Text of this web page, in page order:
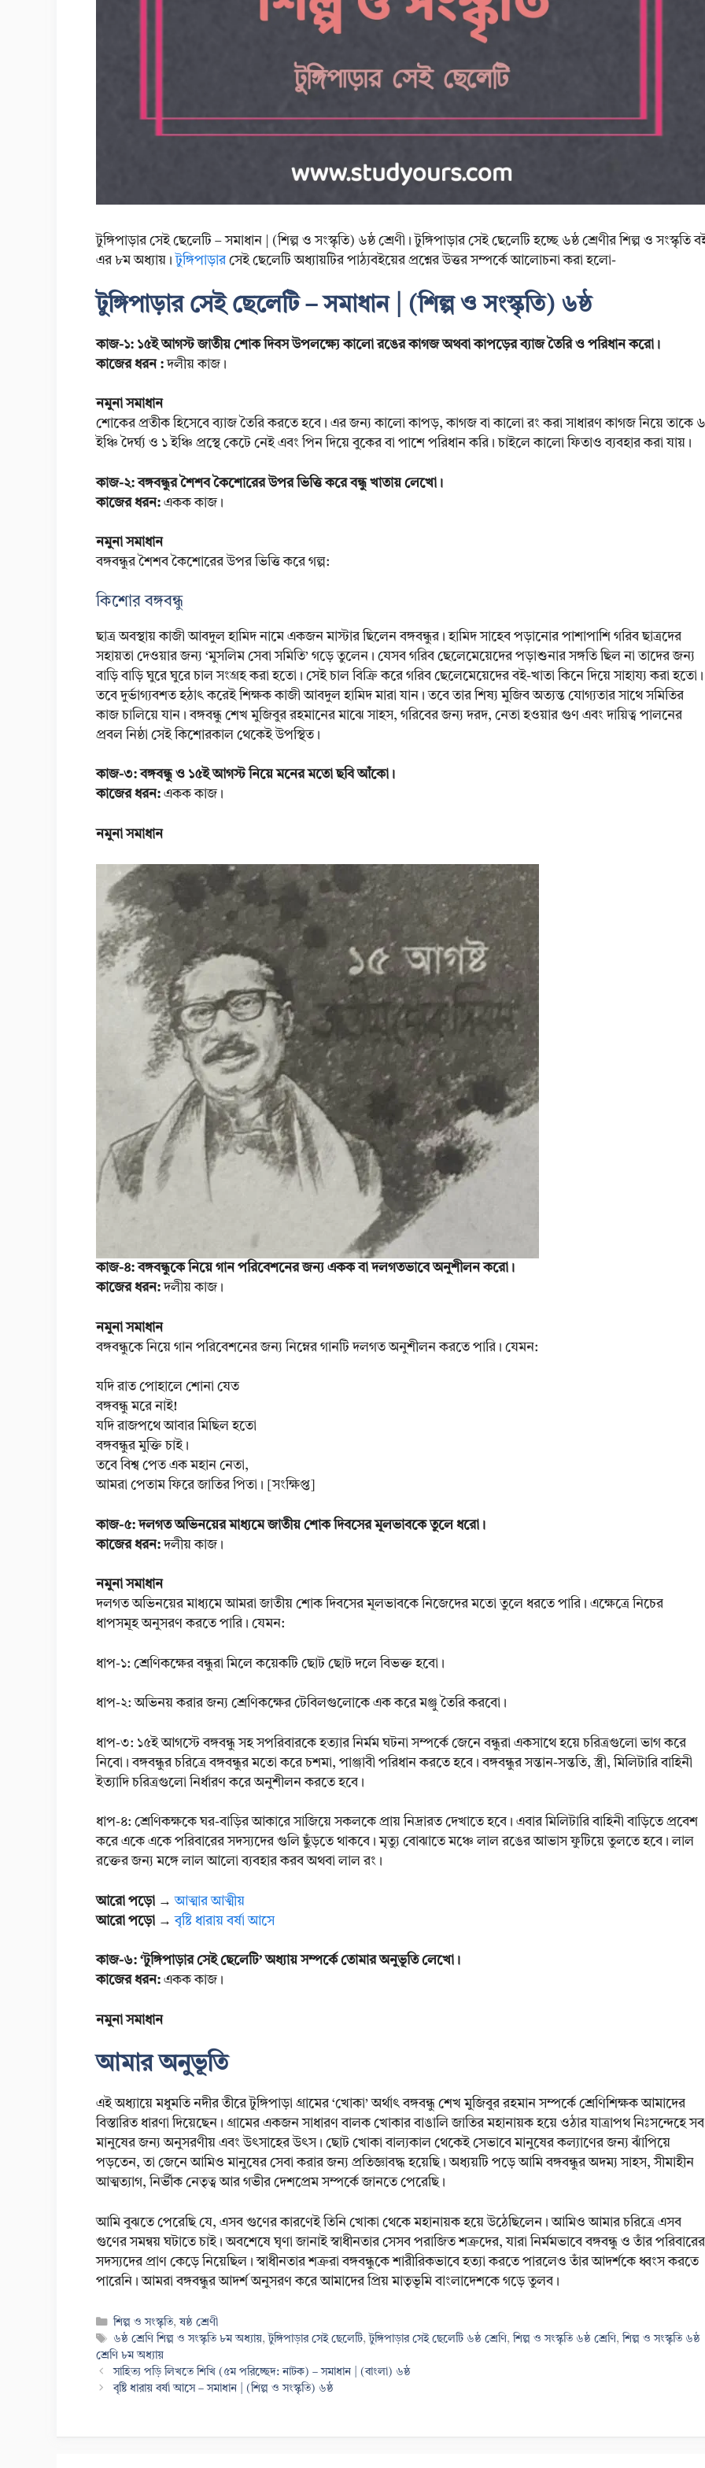
টুঙ্গিপাড়ার সেই ছেলেটি – সমাধান | (শিল্প ও সংস্কৃতি) ৬ষ্ঠ শ্রেণী। টুঙ্গিপাড়ার সেই ছেলেটি হচ্ছে ৬ষ্ঠ শ্রেণীর শিল্প ও সংস্কৃতি
এর ৮ম অধ্যায়।টুঙ্গিপাড়ার সেই ছেলেটি অধ্যায়টির পাঠ্যবইয়ের প্রশ্নের উত্তর সম্পর্কে আলোচনা করা হলো-
টুঙ্গিপাড়ার সেই ছেলেটি – সমাধান | (শিল্প ও সংস্কৃতি) ৬ষ্ঠ
কাজ-১: ১৫ই আগস্ট জাতীয় শোক দিবস উপলক্ষ্যে কালো রঙের কাগজ অথবা কাপড়ের ব্যাজ তৈরি ও পরিধান করো।
কাজের ধরন :দলীয় কাজ।
নমুনা সমাধান
শোকের প্রতীক হিসেবে ব্যাজ তৈরি করতে হবে। এর জন্য কালো কাপড়, কাগজ বা কালো রং করা সাধারণ কাগজ নিয়ে তাকে ৬
ইঞ্চি দৈর্ঘ্য ও ১ ইঞ্চি প্রস্থে কেটে নেই এবং পিন দিয়ে বুকের বা পাশে পরিধান করি। চাইলে কালো ফিতাও ব্যবহার করা যায়।
কাজ-২: বঙ্গবন্ধুর শৈশব কৈশোরের উপর ভিত্তি করে বন্ধু খাতায় লেখো।
কাজের ধরন: একক কাজ।
নমুনা সমাধান
বঙ্গবন্ধুর শৈশব কৈশোরের উপর ভিত্তি করে গল্প:
কিশোর বঙ্গবন্ধু
ছাত্র অবস্থায় কাজী আবদুল হামিদ নামে একজন মাস্টার ছিলেন বঙ্গবন্ধুর। হামিদ সাহেব পড়ানোর পাশাপাশি গরিব ছাত্রদের
সহায়তা দেওয়ার জন্য ‘মুসলিম সেবা সমিতি’ গড়ে তুলেন। যেসব গরিব ছেলেমেয়েদের পড়াশুনার সঙ্গতি ছিল না তাদের জন্য
বাড়ি বাড়ি ঘুরে ঘুরে চাল সংগ্রহ করা হতো। সেই চাল বিক্রি করে গরিব ছেলেমেয়েদের বই-খাতা কিনে দিয়ে সাহায্য করা হতো।
তবে দুর্ভাগ্যবশত হঠাৎ করেই শিক্ষক কাজী আবদুল হামিদ মারা যান। তবে তার শিষ্য মুজিব অত্যন্ত যোগ্যতার সাথে সমিতির
কাজ চালিয়ে যান। বঙ্গবন্ধু শেখ মুজিবুর রহমানের মাঝে সাহস, গরিবের জন্য দরদ, নেতা হওয়ার গুণ এবং দায়িত্ব পালনের
প্রবল নিষ্ঠা সেই কিশোরকাল থেকেই উপস্থিত।
কাজ-৩: বঙ্গবন্ধু ও ১৫ই আগস্ট নিয়ে মনের মতো ছবি আঁকো।
কাজের ধরন: একক কাজ।
নমুনা সমাধান
কাজ-৪: বঙ্গবন্ধুকে নিয়ে গান পরিবেশনের জন্য একক বা দলগতভাবে অনুশীলন করো।
কাজের ধরন:দলীয় কাজ।
নমুনা সমাধান
বঙ্গবন্ধুকে নিয়ে গান পরিবেশনের জন্য নিম্নের গানটি দলগত অনুশীলন করতে পারি। যেমন:
যদি রাত পোহালে শোনা যেত
বঙ্গবন্ধু মরে নাই!
যদি রাজপথে আবার মিছিল হতো
বঙ্গবন্ধুর মুক্তি চাই।
তবে বিশ্ব পেত এক মহান নেতা,
আমরা পেতাম ফিরে জাতির পিতা। [সংক্ষিপ্ত]
কাজ-৫: দলগত অভিনয়ের মাধ্যমে জাতীয় শোক দিবসের মূলভাবকে তুলে ধরো।
কাজের ধরন:দলীয় কাজ।
নমুনা সমাধান
দলগত অভিনয়ের মাধ্যমে আমরা জাতীয় শোক দিবসের মূলভাবকে নিজেদের মতো তুলে ধরতে পারি। এক্ষেত্রে নিচের
ধাপসমূহ অনুসরণ করতে পারি। যেমন:
ধাপ-১: শ্রেণিকক্ষের বন্ধুরা মিলে কয়েকটি ছোট ছোট দলে বিভক্ত হবো।
ধাপ-২: অভিনয় করার জন্য শ্রেণিকক্ষের টেবিলগুলোকে এক করে মঞ্জু তৈরি করবো।
ধাপ-৩: ১৫ই আগস্টে বঙ্গবন্ধু সহ সপরিবারকে হত্যার নির্মম ঘটনা সম্পর্কে জেনে বন্ধুরা একসাথে হয়ে চরিত্রগুলো ভাগ করে
নিবো। বঙ্গবন্ধুর চরিত্রে বঙ্গবন্ধুর মতো করে চশমা, পাঞ্জাবী পরিধান করতে হবে। বঙ্গবন্ধুর সন্তান-সন্ততি, স্ত্রী, মিলিটারি বাহিনী
ইত্যাদি চরিত্রগুলো নির্ধারণ করে অনুশীলন করতে হবে।
ধাপ-৪: শ্রেণিকক্ষকে ঘর-বাড়ির আকারে সাজিয়ে সকলকে প্রায় নিদ্রারত দেখাতে হবে। এবার মিলিটারি বাহিনী বাড়িতে প্রবেশ
করে একে একে পরিবারের সদস্যদের গুলি ছুঁড়তে থাকবে। মৃত্যু বোঝাতে মঞ্চে লাল রঙের আভাস ফুটিয়ে তুলতে হবে। লাল
রক্তের জন্য মঙ্গে লাল আলো ব্যবহার করব অথবা লাল রং।
আরো পড়ো →আত্মার আত্মীয়
আরো পড়ো →বৃষ্টি ধারায় বর্ষা আসে
কাজ-৬: ‘টুঙ্গিপাড়ার সেই ছেলেটি’ অধ্যায় সম্পর্কে তোমার অনুভূতি লেখো।
কাজের ধরন: একক কাজ।
নমুনা সমাধান
আমার অনুভূতি
এই অধ্যায়ে মধুমতি নদীর তীরে টুঙ্গিপাড়া গ্রামের ‘খোকা’ অর্থাৎ বঙ্গবন্ধু শেখ মুজিবুর রহমান সম্পর্কে শ্রেণিশিক্ষক আমাদের
বিস্তারিত ধারণা দিয়েছেন। গ্রামের একজন সাধারণ বালক খোকার বাঙালি জাতির মহানায়ক হয়ে ওঠার যাত্রাপথ নিঃসন্দেহে সব
মানুষের জন্য অনুসরণীয় এবং উৎসাহের উৎস। ছোট খোকা বাল্যকাল থেকেই সেভাবে মানুষের কল্যাণের জন্য ঝাঁপিয়ে
পড়তেন, তা জেনে আমিও মানুষের সেবা করার জন্য প্রতিজ্ঞাবদ্ধ হয়েছি। অধ্যয়টি পড়ে আমি বঙ্গবন্ধুর অদম্য সাহস, সীমাহীন
আত্মত্যাগ, নির্ভীক নেতৃত্ব আর গভীর দেশপ্রেম সম্পর্কে জানতে পেরেছি।
আমি বুঝতে পেরেছি যে, এসব গুণের কারণেই তিনি খোকা থেকে মহানায়ক হয়ে উঠেছিলেন। আমিও আমার চরিত্রে এসব
গুণের সমন্বয় ঘটাতে চাই। অবশেষে ঘৃণা জানাই স্বাধীনতার সেসব পরাজিত শত্রুদের, যারা নির্মমভাবে বঙ্গবন্ধু ও তাঁর পরিবারের
সদস্যদের প্রাণ কেড়ে নিয়েছিল। স্বাধীনতার শত্রুরা বঙ্গবন্ধুকে শারীরিকভাবে হত্যা করতে পারলেও তাঁর আদর্শকে ধ্বংস করতে
পারেনি। আমরা বঙ্গবন্ধুর আদর্শ অনুসরণ করে আমাদের প্রিয় মাতৃভূমি বাংলাদেশকে গড়ে তুলব।
Categories
শিল্প ও সংস্কৃতি,ষষ্ঠ শ্রেণী
Tags
৬ষ্ঠ শ্রেণি শিল্প ও সংস্কৃতি ৮ম অধ্যায়,টুঙ্গিপাড়ার সেই ছেলেটি,টুঙ্গিপাড়ার সেই ছেলেটি ৬ষ্ঠ শ্রেণি,শিল্প ও সংস্কৃতি ৬ষ্ঠ শ্রেণি,শিল্প ও সংস্কৃতি ৬ষ্ঠ
শ্রেণি ৮ম অধ্যায়
সাহিত্য পড়ি লিখতে শিখি (৫ম পরিচ্ছেদ: নাটক) – সমাধান | (বাংলা) ৬ষ্ঠ
বৃষ্টি ধারায় বর্ষা আসে – সমাধান | (শিল্প ও সংস্কৃতি) ৬ষ্ঠ